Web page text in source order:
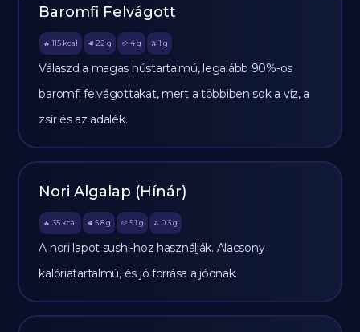
Baromfi Felvágott
🔥 115 kcal 🥩 22 g 🥔 4g 🫒 1 g
Válaszd a magas hústartalmú, legalább 90%-os
baromfi felvágottakat, mert a többiben sok a víz, a
zsír és az adalék.
Nori Algalap (Hínár)
🔥 35 kcal 🥩 5.8 g 🥔 5.1 g 🫒 0.3 g
A nori lapot sushi-hoz használják. Alacsony
kalóriatartalmú, és jó forrása a jódnak.